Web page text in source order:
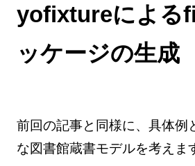
yofixtureによる
ッケージの生成
前回の記事と同様に、具体例
な図書館蔵書モデルを考えま